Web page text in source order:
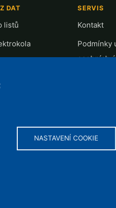
DAT
listů
Bosch CX
cen
SERVIS
Kontakt
Podmínky
osobních
NASTAVENÍ COOKIE